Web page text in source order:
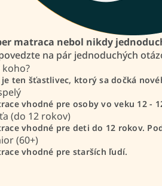
matraca nebol nikdy
na pár jednoduchých
koho?
je ten šťastlivec, ktorý sa dočká
vhodné pre osoby vo veku 12 -
(do 12 rokov)
vhodné pre deti do 12 rokov.
(60+)
vhodné pre starších ľudí.